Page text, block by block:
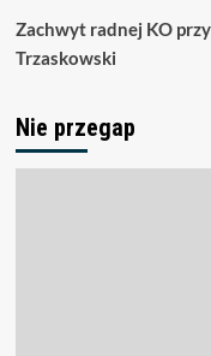
Zachwyt radnej KO
Trzaskowski
Nie przegap